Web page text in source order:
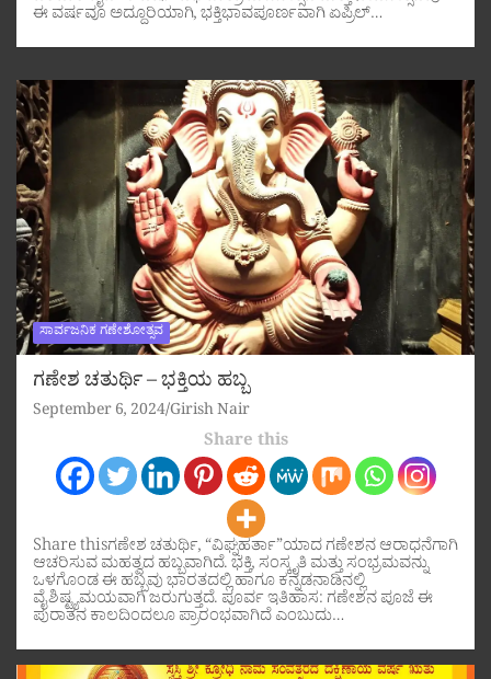
ಈ ವರ್ಷವೂ ಅದ್ದೂರಿಯಾಗಿ, ಭಕ್ತಿಭಾವಪೂರ್ಣವಾಗಿ ಏಪ್ರಿಲ್…
ಸಾರ್ವಜನಿಕ ಗಣೇಶೋತ್ಸವ
ಗಣೇಶ ಚತುರ್ಥಿ – ಭಕ್ತಿಯ ಹಬ್ಬ
September 6, 2024 Girish Nair
Share this
Share thisಗಣೇಶ ಚತುರ್ಥಿ, “ವಿಘ್ನಹರ್ತಾ”ಯಾದ ಗಣೇಶನ ಆರಾಧನೆಗಾಗಿ
ಆಚರಿಸುವ ಮಹತ್ವದ ಹಬ್ಬವಾಗಿದೆ. ಭಕ್ತಿ, ಸಂಸ್ಕೃತಿ ಮತ್ತು ಸಂಭ್ರಮವನ್ನು
ಒಳಗೊಂಡ ಈ ಹಬ್ಬವು ಭಾರತದಲ್ಲಿ ಹಾಗೂ ಕನ್ನಡನಾಡಿನಲ್ಲಿ
ವೈಶಿಷ್ಟ್ಯಮಯವಾಗಿ ಜರುಗುತ್ತದೆ. ಪೂರ್ವ ಇತಿಹಾಸ: ಗಣೇಶನ ಪೂಜೆ ಈ
ಪುರಾತನ ಕಾಲದಿಂದಲೂ ಪ್ರಾರಂಭವಾಗಿದೆ ಎಂಬುದು…